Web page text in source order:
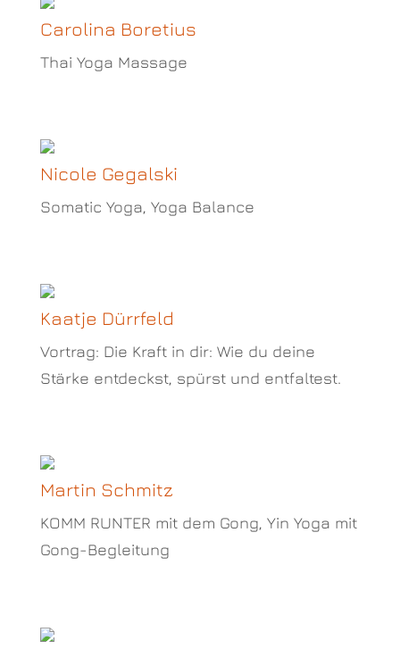
Carolina Boretius
Thai Yoga Massage
Nicole Gegalski
Somatic Yoga, Yoga Balance
Kaatje Dürrfeld
Vortrag: Die Kraft in dir: Wie du deine
Stärke entdeckst, spürst und entfaltest.
Martin Schmitz
KOMM RUNTER mit dem Gong, Yin Yoga mit
Gong-Begleitung